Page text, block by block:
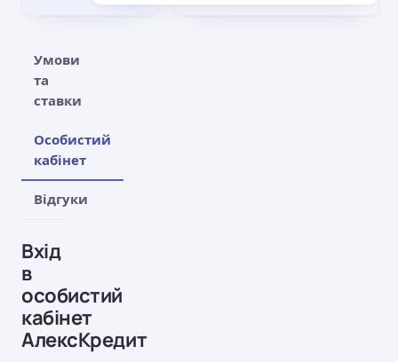
Умови
та
ставки
Особистий
кабінет
Відгуки
Вхід
в
особистий
кабінет
АлексКредит